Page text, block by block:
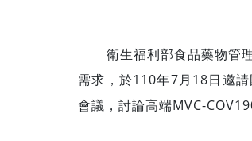
衛生福利部食品藥物管理
需求，於110年7月18日邀
會議，討論高端MVC-